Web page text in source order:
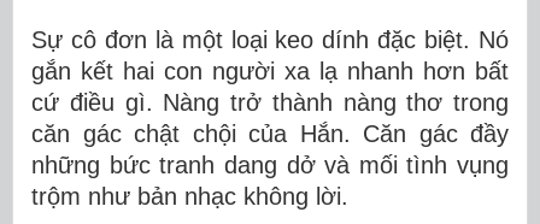
Sự cô đơn là một loại keo dính đặc biệt. Nó
gắn kết hai con người xa lạ nhanh hơn bất
cứ điều gì. Nàng trở thành nàng thơ trong
căn gác chật chội của Hắn. Căn gác đầy
những bức tranh dang dở và mối tình vụng
trộm như bản nhạc không lời.